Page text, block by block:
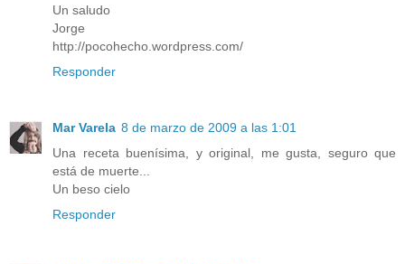
Un saludo
Jorge
http://pocohecho.wordpress.com/
Responder
Mar Varela 8 de marzo de 2009 a las 1:01
Una receta buenísima, y original, me gusta, seguro que
está de muerte...
Un beso cielo
Responder